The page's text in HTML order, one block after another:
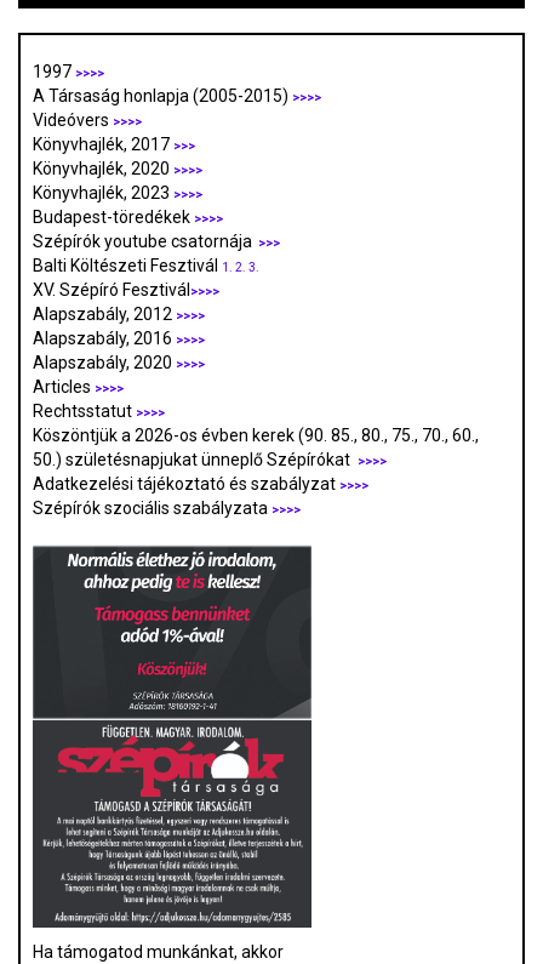
1997 >>>>
A Társaság honlapja (2005-2015) >>>>
Videóvers >>>>
Könyvhajlék, 2017 >>>
Könyvhajlék, 2020 >>>>
Könyvhajlék, 2023 >>>>
Budapest-töredékek >>>>
Szépírók youtube csatornája >>>
Balti Költészeti Fesztivál 1. 2. 3.
XV. Szépíró Fesztivál>>>>
Alapszabály, 2012 >>>>
Alapszabály, 2016 >>>>
Alapszabály, 2020 >>>>
Articles >>>>
Rechtsstatut >>>>
Köszöntjük a 2026-os évben kerek (90. 85., 80., 75., 70., 60.,
50.) születésnapjukat ünneplő Szépírókat
>>>>
Adatkezelési tájékoztató és szabályzat >>>>
Szépírók szociális szabályzata >>>>
Ha támogatod munkánkat, akkor